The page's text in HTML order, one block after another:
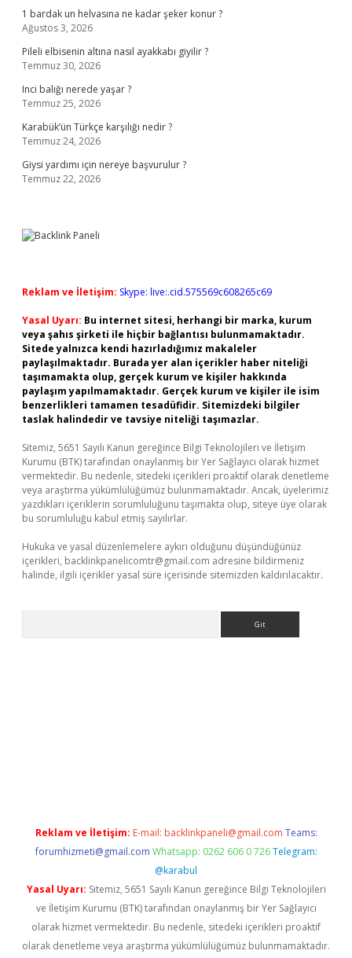
1 bardak un helvasına ne kadar şeker konur ?
Ağustos 3, 2026
Pileli elbisenin altına nasıl ayakkabı giyilir ?
Temmuz 30, 2026
Inci balığı nerede yaşar ?
Temmuz 25, 2026
Karabük’ün Türkçe karşılığı nedir ?
Temmuz 24, 2026
Giysi yardımı için nereye başvurulur ?
Temmuz 22, 2026
Reklam ve İletişim: Skype: live:.cid.575569c608265c69
Yasal Uyarı: Bu internet sitesi, herhangi bir marka, kurum
veya şahıs şirketi ile hiçbir bağlantısı bulunmamaktadır.
Sitede yalnızca kendi hazırladığımız makaleler
paylaşılmaktadır. Burada yer alan içerikler haber niteliği
taşımamakta olup, gerçek kurum ve kişiler hakkında
paylaşım yapılmamaktadır. Gerçek kurum ve kişiler ile isim
benzerlikleri tamamen tesadüfidir. Sitemizdeki bilgiler
taslak halindedir ve tavsiye niteliği taşımazlar.
Sitemiz, 5651 Sayılı Kanun gereğince Bilgi Teknolojileri ve İletişim
Kurumu (BTK) tarafından onaylanmış bir Yer Sağlayıcı olarak hizmet
vermektedir. Bu nedenle, sitedeki içerikleri proaktif olarak denetleme
veya araştırma yükümlülüğümüz bulunmamaktadır. Ancak, üyelerimiz
yazdıkları içeriklerin sorumluluğunu taşımakta olup, siteye üye olarak
bu sorumluluğu kabul etmiş sayılırlar.
Hukuka ve yasal düzenlemelere aykırı olduğunu düşündüğünüz
içerikleri, backlinkpanelicomtr@gmail.com adresine bildirmeniz
halinde, ilgili içerikler yasal süre içerisinde sitemizden kaldırılacaktır.
Reklam ve İletişim: E-mail: backlinkpaneli@gmail.com Teams:
forumhizmeti@gmail.com Whatsapp: 0262 606 0 726 Telegram:
@karabul
Yasal Uyarı: Sitemiz, 5651 Sayılı Kanun gereğince Bilgi Teknolojileri
ve İletişim Kurumu (BTK) tarafından onaylanmış bir Yer Sağlayıcı
olarak hizmet vermektedir. Bu nedenle, sitedeki içerikleri proaktif
olarak denetleme veya araştırma yükümlülüğümüz bulunmamaktadır.